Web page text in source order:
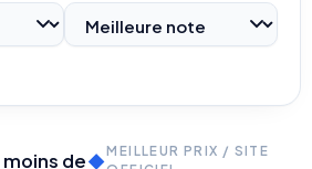
de◆MEILLEUR PRIX / SITE